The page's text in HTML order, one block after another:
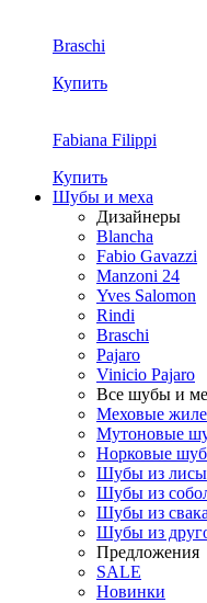
Braschi
Купить
Fabiana Filippi
Купить
Шубы и меха
Дизайнеры
Blancha
Fabio Gavazzi
Manzoni 24
Yves Salomon
Rindi
Braschi
Pajaro
Vinicio Pajaro
Все шубы и
Меховые
Мутоновые
Норковые
Шубы из лисы
Шубы из
Шубы из
Шубы из
Предложения
SALE
Новинки